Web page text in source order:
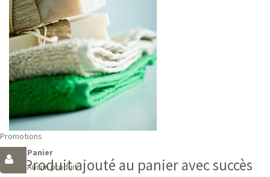
Promotions
Panier
Aucun produit
Produit ajouté au panier avec succès